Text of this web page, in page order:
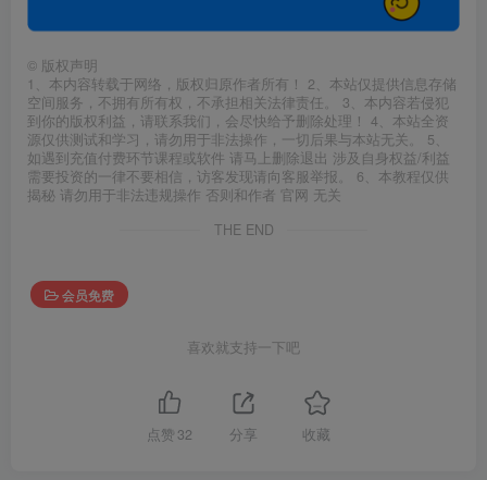
© 版权声明
1、本内容转载于网络，版权归原作者所有！ 2、本站仅提供信息存储
空间服务，不拥有所有权，不承担相关法律责任。 3、本内容若侵犯
到你的版权利益，请联系我们，会尽快给予删除处理！ 4、本站全资
源仅供测试和学习，请勿用于非法操作，一切后果与本站无关。 5、
如遇到充值付费环节课程或软件 请马上删除退出 涉及自身权益/利益
需要投资的一律不要相信，访客发现请向客服举报。 6、本教程仅供
揭秘 请勿用于非法违规操作 否则和作者 官网 无关
THE END
会员免费
喜欢就支持一下吧
点赞 32 分享 收藏